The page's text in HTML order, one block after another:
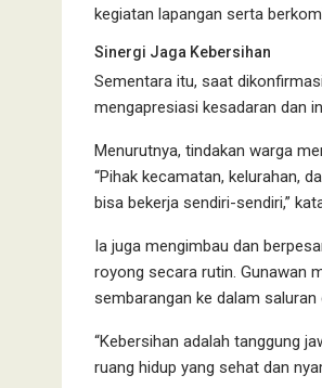
kegiatan lapangan serta
Sinergi Jaga Kebersihan
Sementara itu, saat
mengapresiasi kesadaran dan
Menurutnya, tindakan warga
“Pihak kecamatan, kelurahan,
bisa bekerja sendiri-sendiri,”
Ia juga mengimbau dan
royong secara rutin. Gunawan
sembarangan ke dalam saluran
“Kebersihan adalah tanggung
ruang hidup yang sehat dan